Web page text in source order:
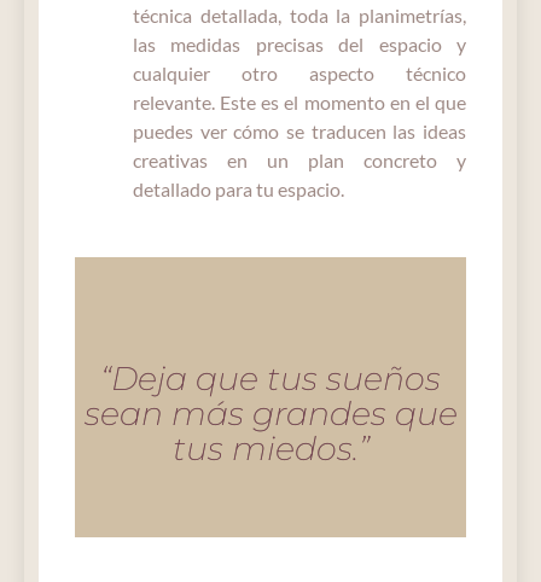
técnica detallada, toda la planimetrías,
las medidas precisas del espacio y
cualquier otro aspecto técnico
relevante. Este es el momento en el que
puedes ver cómo se traducen las ideas
creativas en un plan concreto y
detallado para tu espacio.
“Deja que tus sueños
sean más grandes que
tus miedos.”